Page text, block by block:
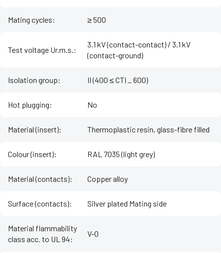
Mating cycles: ≥ 500
Test voltage Ur.m.s.:
3.1 kV (contact-contact) / 3.1 kV
(contact-ground)
Isolation group: II (400 ≤ CTI _ 600)
Hot plugging: No
Material (insert): Thermoplastic resin, glass-fibre filled
Colour (insert): RAL 7035 (light grey)
Material (contacts): Copper alloy
Surface (contacts): Silver plated Mating side
Material flammability
class acc. to UL 94:
V-0